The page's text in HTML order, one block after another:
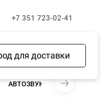
для доставки
+7 351 723-02-41
Сравнение Корзина
АВТОЗВУК И АВТОТОВАРЫ